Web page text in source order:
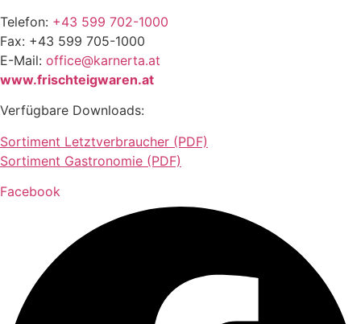
Telefon: +43 599 702-1000
Fax: +43 599 705-1000
E-Mail: office@karnerta.at
www.frischteigwaren.at
Verfügbare Downloads:
Sortiment Letztverbraucher (PDF)
Sortiment Gastronomie (PDF)
Facebook